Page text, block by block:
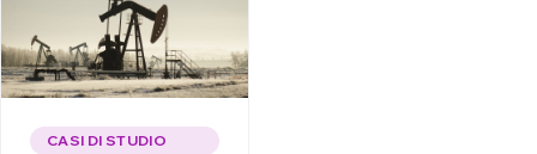
CASI DI STUDIO